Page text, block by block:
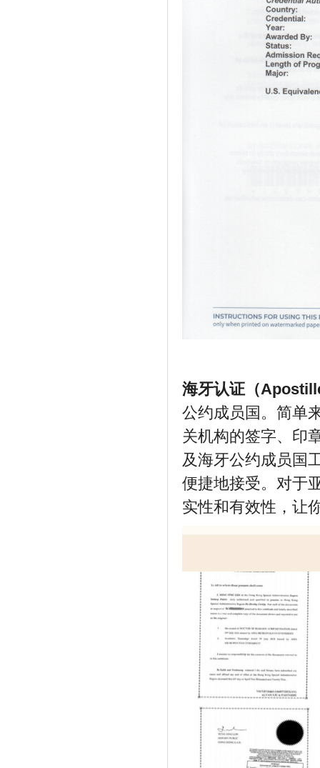
海牙认证（
公约成员国。简单
关机构的签字、印
及海牙公约成员国
便捷地接受。对于
实性和有效性，让